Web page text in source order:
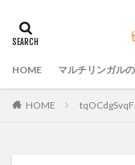
HOME マルチリンガル
HOME
タグ
セキュリティ対策